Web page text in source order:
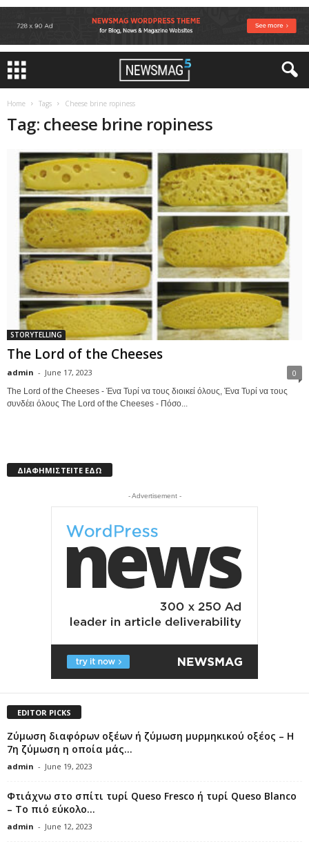
Home Tags Cheese brine ropiness
Tag: cheese brine ropiness
STORYTELLING
The Lord of the Cheeses
admin - June 17, 2023 0
The Lord of the Cheeses - Ένα Τυρί να τους διοικεί όλους, Ένα Τυρί να τους
συνδέει όλους The Lord of the Cheeses - Πόσο...
ΔΙΑΦΗΜΙΣΤΕΙΤΕ ΕΔΩ
- Advertisement -
EDITOR PICKS
Ζύμωση διαφόρων οξέων ή ζύμωση μυρμηκικού οξέος – Η
7η ζύμωση η οποία μάς...
admin - June 19, 2023
Φτιάχνω στο σπίτι τυρί Queso Fresco ή τυρί Queso Blanco
– Το πιό εύκολο...
admin - June 12, 2023